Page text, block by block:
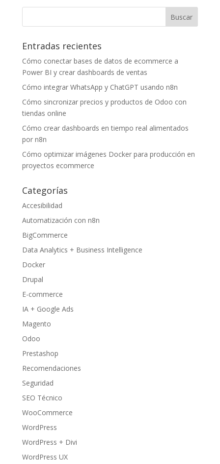
Entradas recientes
Cómo conectar bases de datos de ecommerce a
Power BI y crear dashboards de ventas
Cómo integrar WhatsApp y ChatGPT usando n8n
Cómo sincronizar precios y productos de Odoo con
tiendas online
Cómo crear dashboards en tiempo real alimentados
por n8n
Cómo optimizar imágenes Docker para producción en
proyectos ecommerce
Categorías
Accesibilidad
Automatización con n8n
BigCommerce
Data Analytics + Business Intelligence
Docker
Drupal
E-commerce
IA + Google Ads
Magento
Odoo
Prestashop
Recomendaciones
Seguridad
SEO Técnico
WooCommerce
WordPress
WordPress + Divi
WordPress UX